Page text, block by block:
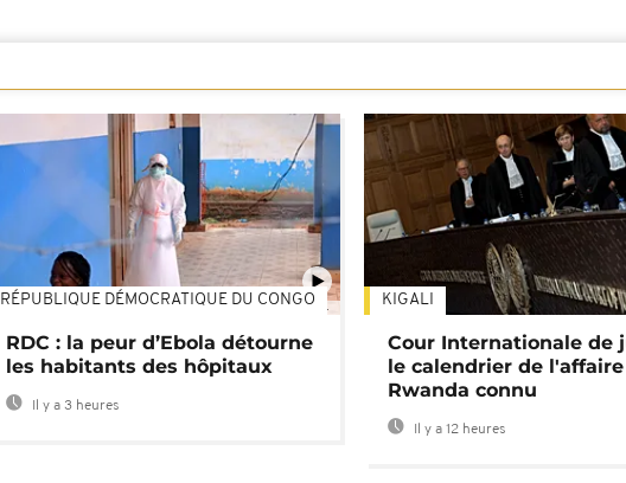
01:34
RÉPUBLIQUE DÉMOCRATIQUE DU CONGO
RDC : la peur d’Ebola détourne
les habitants des hôpitaux
Il y a 3 heures
KIGALI
Cour Internationale de
le calendrier de l'affaire
Rwanda connu
Il y a 12 heures